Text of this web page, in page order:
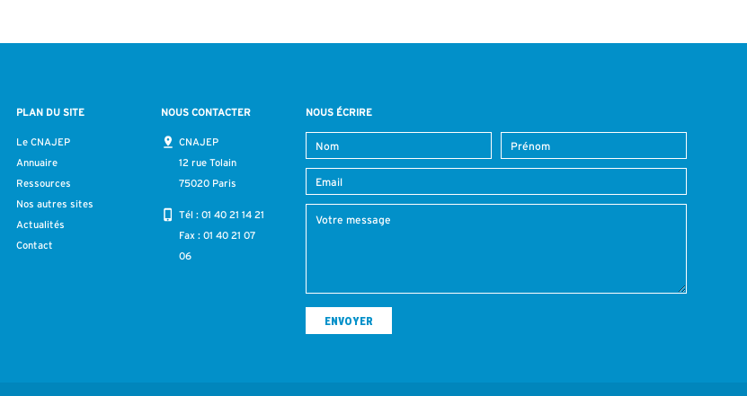
PLAN DU SITE
Le CNAJEP
Annuaire
Ressources
Nos autres sites
Actualités
Contact
NOUS CONTACTER
CNAJEP
12 rue Tolain
75020 Paris
Tél : 01 40 21 14 21
Fax : 01 40 21 07
06
NOUS ÉCRIRE